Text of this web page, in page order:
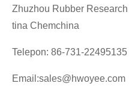
Zhuzhou Rubber
tina Chemchina
Telepon: 86-731-22495135
Email:sales@hwoyee.com